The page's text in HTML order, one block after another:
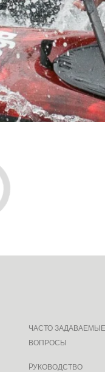
ЧАСТО ЗАДАВАЕМЫЕ
ВОПРОСЫ
PУКОВОДСТВО